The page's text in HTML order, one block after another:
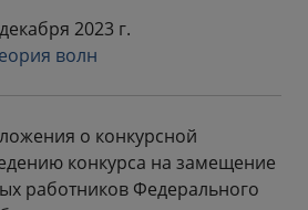
2023 г.
волн
о конкурсной
конкурса на замещение
работников Федерального